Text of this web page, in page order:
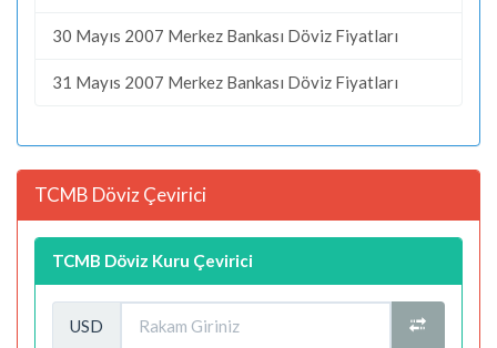
30 Mayıs 2007 Merkez Bankası Döviz Fiyatları
31 Mayıs 2007 Merkez Bankası Döviz Fiyatları
TCMB Döviz Çevirici
TCMB Döviz Kuru Çevirici
USD